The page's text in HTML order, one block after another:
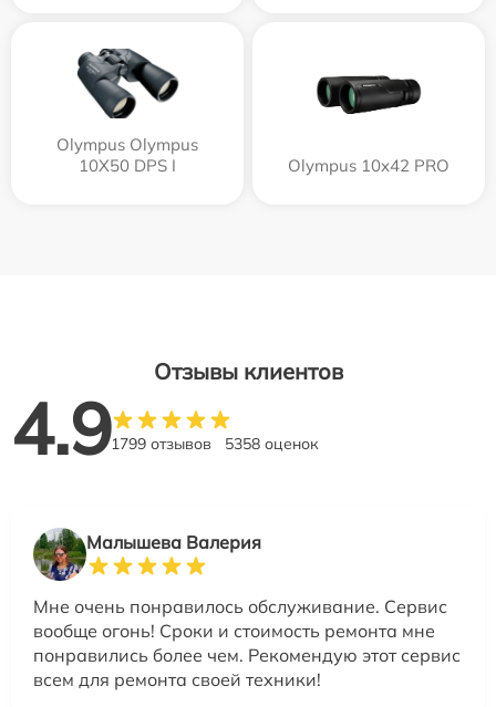
Olympus Olympus
10X50 DPS I
Olympus 10x42 PRO
Отзывы клиентов
4.91799 отзывов 5358 оценок
Малышева Валерия
Мне очень понравилось обслуживание. Сервис
вообще огонь! Сроки и стоимость ремонта мне
понравились более чем. Рекомендую этот сервис
всем для ремонта своей техники!